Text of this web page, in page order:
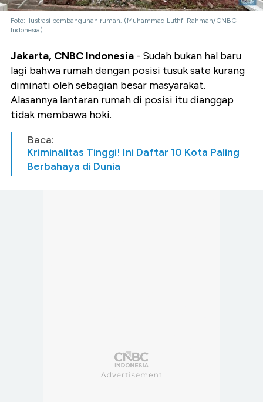
Foto: Ilustrasi pembangunan rumah. (Muhammad Luthfi Rahman/CNBC
Indonesia)
Jakarta, CNBC Indonesia - Sudah bukan hal baru
lagi bahwa rumah dengan posisi tusuk sate kurang
diminati oleh sebagian besar masyarakat.
Alasannya lantaran rumah di posisi itu dianggap
tidak membawa hoki.
Baca:
Kriminalitas Tinggi! Ini Daftar 10 Kota Paling
Berbahaya di Dunia